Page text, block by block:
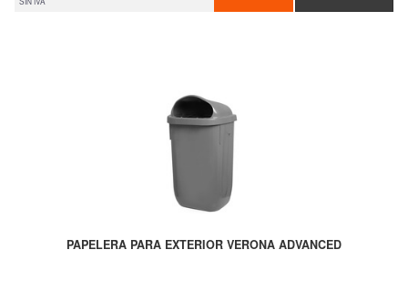
PAPELERA PARA EXTERIOR VERONA ADVANCED